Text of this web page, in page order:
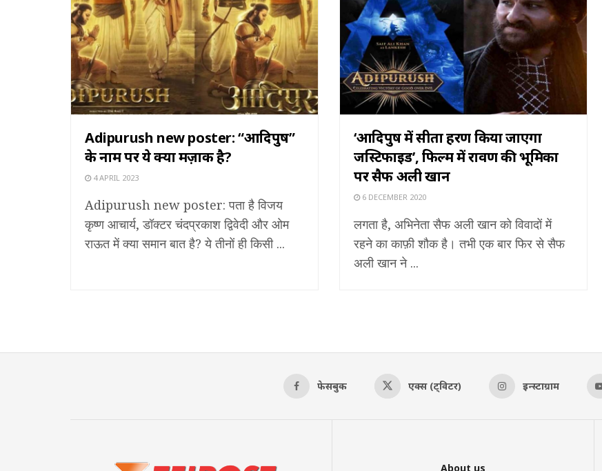
Adipurush new poster: “आदिपुरुष”
के नाम पर ये क्या मज़ाक है?
4 APRIL 2023
Adipurush new poster: पता है विजय
कृष्ण आचार्य, डॉक्टर चंदप्रकाश द्विवेदी और ओम
राऊत में क्या समान बात है? ये तीनों ही किसी ...
‘आदिपुरुष में सीता हरण किया जाएगा
जस्टिफाइड’, फिल्म में रावण की भूमिका
पर सैफ अली खान
6 DECEMBER 2020
लगता है, अभिनेता सैफ अली खान को विवादों में
रहने का काफ़ी शौक है। तभी एक बार फिर से सैफ
अली खान ने ...
फेसबुक एक्स (ट्विटर) इन्स्टाग्राम
About us